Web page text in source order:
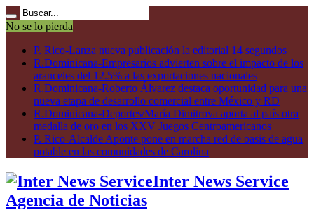
No se lo pierda
P. Rico-Lanza nueva publicación la editorial 14 segundos
R.Dominicana-Empresarios advierten sobre el impacto de los
aranceles del 12.5% a las exportaciones nacionales
R.Dominicana-Roberto Álvarez destaca oportunidad para una
nueva etapa de desarrollo comercial entre México y RD
R.Dominicana-Deportes/María Dimitrova aporta al país otra
medalla de oro en los XXV Juegos Centroamericanos
P. Rico-Alcalde Aponte pone en marcha red de oasis de agua
potable en las comunidades de Carolina
Inter News Service
Agencia de Noticias